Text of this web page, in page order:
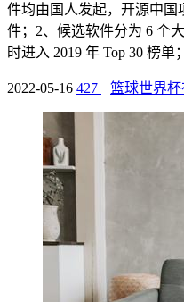
件均由国人发起，开源中
件；2、候选软件分为 6 个
时进入 2019 年 Top 30 榜单
2022-05-16 427 篮球世界